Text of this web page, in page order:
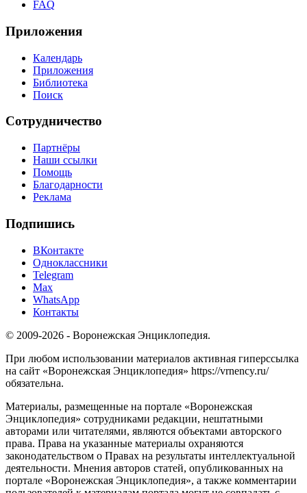
FAQ
Приложения
Календарь
Приложения
Библиотека
Поиск
Сотрудничество
Партнёры
Наши ссылки
Помощь
Благодарности
Реклама
Подпишись
ВКонтакте
Одноклассники
Telegram
Max
WhatsApp
Контакты
© 2009-2026 - Воронежская Энциклопедия.
При любом использовании материалов активная гиперссылка
на сайт «Воронежская Энциклопедия» https://vrnency.ru/
обязательна.
Материалы, размещенные на портале «Воронежская
Энциклопедия» сотрудниками редакции, нештатными
авторами или читателями, являются объектами авторского
права. Права на указанные материалы охраняются
законодательством о Правах на результаты интеллектуальной
деятельности. Мнения авторов статей, опубликованных на
портале «Воронежская Энциклопедия», а также комментарии